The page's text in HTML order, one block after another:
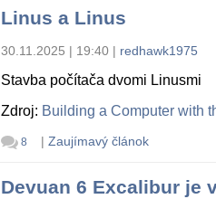
Linus a Linus
30.11.2025 | 19:40 | redhawk1975
Stavba počítača dvomi Linusmi
Zdroj: Building a Computer with
8 | Zaujímavý článok
Devuan 6 Excalibur je